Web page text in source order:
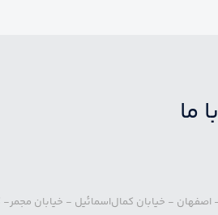
ما
- خیابان کمال‌اسمائیل - خیابان مجمر- کوچه 15 -